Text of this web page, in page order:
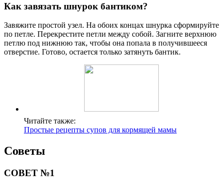
Как завязать шнурок бантиком?
Завяжите простой узел. На обоих концах шнурка сформируйте
по петле. Перекрестите петли между собой. Загните верхнюю
петлю под нижнюю так, чтобы она попала в получившееся
отверстие. Готово, остается только затянуть бантик.
Читайте также:
Простые рецепты супов для кормящей мамы
Советы
СОВЕТ №1